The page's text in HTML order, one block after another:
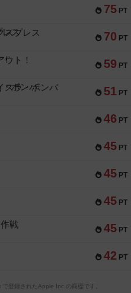
75 PT
70 PT
スプレス
59 PT
ト！
51 PT
スラ・ボンバ
46 PT
45 PT
45 PT
45 PT
45 PT
戦
42 PT
登録されたApple Inc.の商標です。